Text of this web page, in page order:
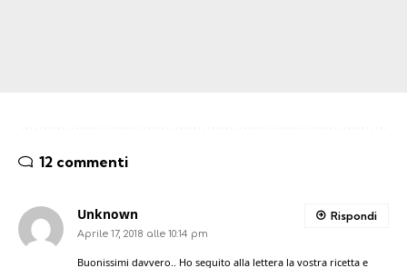
12 commenti
Unknown
Aprile 17, 2018 alle 10:14 pm
Buonissimi davvero.. Ho seguito alla lettera la vostra ricetta e
Rispondi